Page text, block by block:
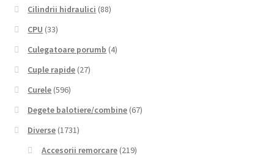
Cilindrii hidraulici (88)
CPU (33)
Culegatoare porumb (4)
Cuple rapide (27)
Curele (596)
Degete balotiere/combine (67)
Diverse (1731)
Accesorii remorcare (219)